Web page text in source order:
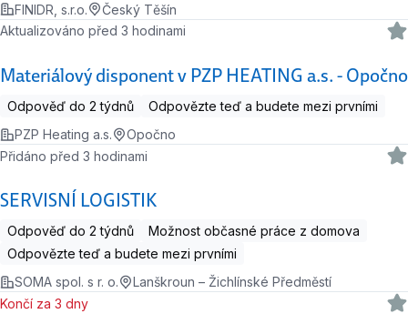
FINIDR, s.r.o.
Český Těšín
Materiálový disponent v PZP HEATING a.s. - Opočno
Aktualizováno před 3 hodinami
Odpověď do 2 týdnů
Odpovězte teď a budete mezi prvními
PZP Heating a.s.
Opočno
SERVISNÍ LOGISTIK
Přidáno před 3 hodinami
Odpověď do 2 týdnů
Možnost občasné práce z domova
Odpovězte teď a budete mezi prvními
SOMA spol. s r. o.
Lanškroun – Žichlínské Předměstí
Končí za 3 dny